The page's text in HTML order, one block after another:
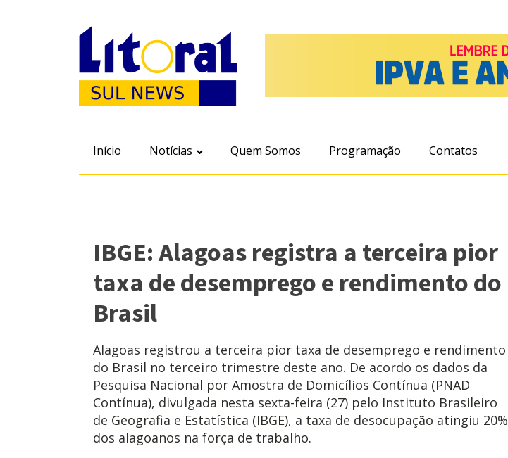
Início Notícias Quem Somos Programação Contatos
IBGE: Alagoas registra a terceira pior
taxa de desemprego e rendimento do
Brasil
Alagoas registrou a terceira pior taxa de desemprego e rendimento
do Brasil no terceiro trimestre deste ano. De acordo os dados da
Pesquisa Nacional por Amostra de Domicílios Contínua (PNAD
Contínua), divulgada nesta sexta-feira (27) pelo Instituto Brasileiro
de Geografia e Estatística (IBGE), a taxa de desocupação atingiu 20%
dos alagoanos na força de trabalho.